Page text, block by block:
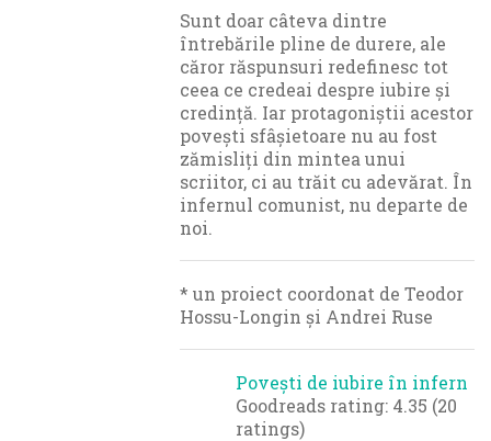
Sunt doar câteva dintre
întrebările pline de durere, ale
căror răspunsuri redefinesc tot
ceea ce credeai despre iubire și
credință. Iar protagoniștii acestor
povești sfâșietoare nu au fost
zămisliți din mintea unui
scriitor, ci au trăit cu adevărat. În
infernul comunist, nu departe de
noi.
* un proiect coordonat de Teodor
Hossu-Longin și Andrei Ruse
Povești de iubire în infern
Goodreads rating: 4.35 (20
ratings)